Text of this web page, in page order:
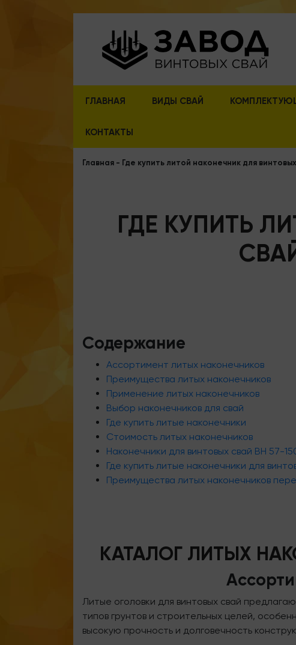
ГЛАВНАЯ ВИДЫ СВАЙ
КОНТАКТЫ
Главная - Где купить литой наконечник для
ГДЕ КУПИТЬ
Содержание
Ассортимент литых наконечников
Преимущества литых наконечников
Применение литых наконечников
Выбор наконечников для свай
Где купить литые наконечники
Стоимость литых наконечников
Наконечники для винтовых свай ВН 57-
Где купить литые наконечники для
Преимущества литых наконечников
КАТАЛОГ ЛИТЫХ
Литые оголовки для винтовых свай
типов грунтов и строительных целей,
высокую прочность и долговечность